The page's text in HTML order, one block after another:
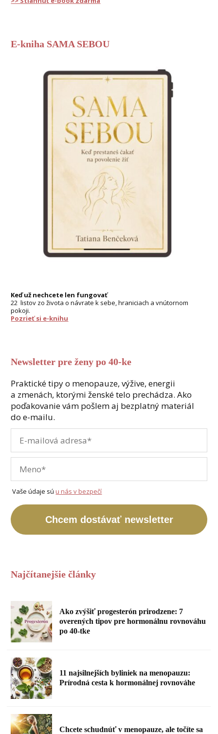
E-kniha SAMA SEBOU
Keď už nechcete len fungovať
22 listov zo života o návrate k sebe, hraniciach a vnútornom
pokoji.
Pozrieť si e-knihu
Newsletter pre ženy po 40-ke
Praktické tipy o menopauze, výžive, energii
a zmenách, ktorými ženské telo prechádza. Ako
poďakovanie vám pošlem aj bezplatný materiál
do e-mailu.
Vaše údaje súu nás v bezpečí
Chcem dostávať newsletter
Najčítanejšie články
Ako zvýšiť progesterón prirodzene: 7
overených tipov pre hormonálnu rovnováhu
po 40-tke
11 najsilnejších byliniek na menopauzu:
Prírodná cesta k hormonálnej rovnováhe
Chcete schudnúť v menopauze, ale točíte sa